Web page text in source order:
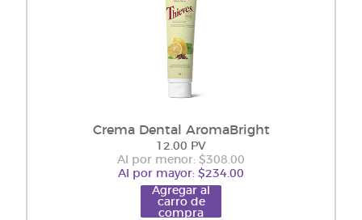
Crema Dental AromaBright
12.00 PV
Al por menor: $308.00
Al por mayor: $234.00
Agregar al
carro de
compra